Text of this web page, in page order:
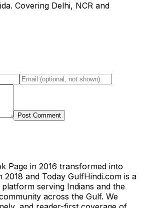
Covering Delhi, NCR and
Post Comment
Page in 2016 transformed into
2018 and Today GulfHindi.com is a
serving Indians and the
across the Gulf. We